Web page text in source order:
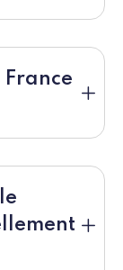
France